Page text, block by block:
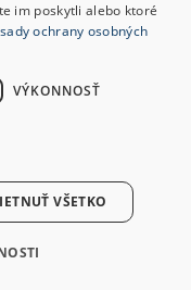
im poskytli alebo ktoré
ochrany osobných
VÝKONNOSŤ
VŠETKO